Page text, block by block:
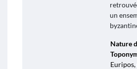
un
Nature